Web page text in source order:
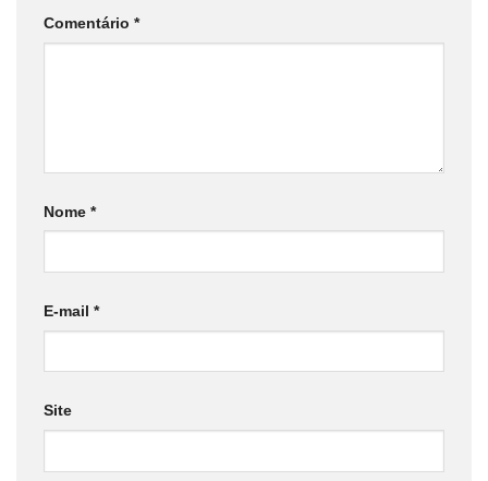
Comentário *
Nome *
E-mail *
Site